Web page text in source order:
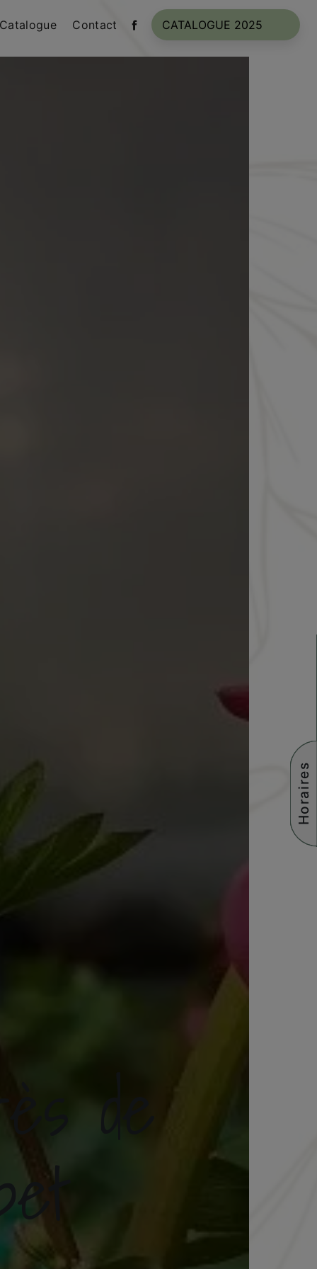
Horaires
Contact CATALOGUE 2025
de